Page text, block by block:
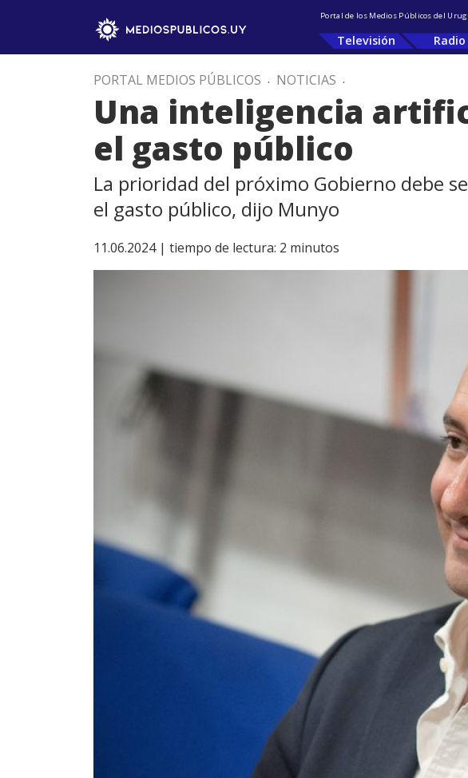
Portal de los Medios Públicos del
Televisión Radio
PORTAL MEDIOS PÚBLICOS . NOTICIAS .
Una inteligencia
el gasto público
La prioridad del próximo Gobierno debe
el gasto público, dijo Munyo
11.06.2024 | tiempo de lectura: 2 minutos